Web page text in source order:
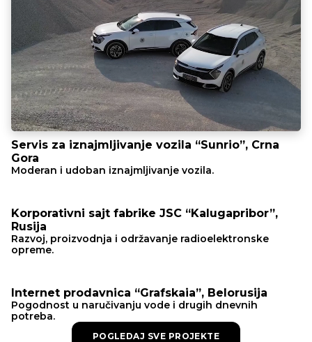
Servis za iznajmljivanje vozila “Sunrio”, Crna
Gora
Moderan i udoban iznajmljivanje vozila.
Korporativni sajt fabrike JSC “Kalugapribor”,
Rusija
Razvoj, proizvodnja i održavanje radioelektronske
opreme.
Internet prodavnica “Grafskaia”, Belorusija
Pogodnost u naručivanju vode i drugih dnevnih
potreba.
POGLEDAJ SVE PROJEKTE